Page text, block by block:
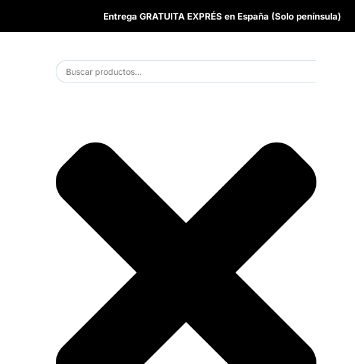
Entrega GRATUITA EXPRÉS en España (Solo península)